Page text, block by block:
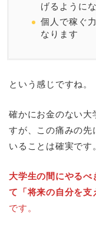
げるように
個人で稼ぐ
なります
という感じですね。
確かにお金のない大
すが、この痛みの先
いることは確実です
大学生の間にやるべ
て「将来の自分を支
です。